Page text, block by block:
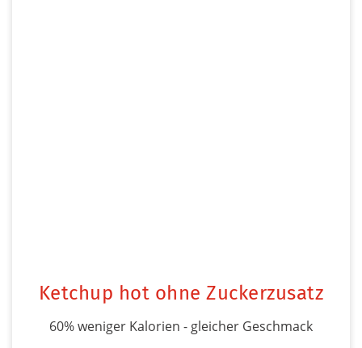
Ketchup hot ohne Zuckerzusatz
60% weniger Kalorien - gleicher Geschmack